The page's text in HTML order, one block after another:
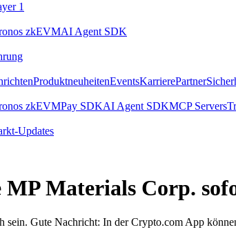
1
zkEVMAI Agent SDK
ProduktneuheitenEventsKarrierePartner
zkEVMPay SDKAI Agent SDKMCP Servers
Updates
MP Materials Corp.
sein. Gute Nachricht: In der Crypto.com App